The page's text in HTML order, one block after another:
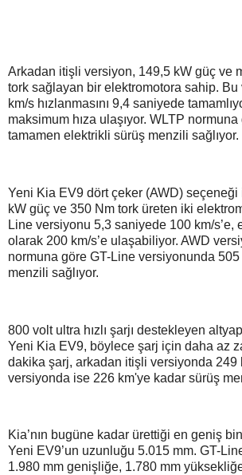
Arkadan itişli versiyon, 149,5 kW güç ve
tork sağlayan bir elektromotora sahip.
km/s hızlanmasını 9,4 saniyede
maksimum hıza ulaşıyor. WLTP
tamamen elektrikli sürüş menzili sağlıyor.
Yeni Kia EV9 dört çeker (AWD)
kW güç ve 350 Nm tork üreten iki
Line versiyonu 5,3 saniyede 100 km/s’e,
olarak 200 km/s’e ulaşabiliyor. AWD
normuna göre GT-Line versiyonunda
menzili sağlıyor.
800 volt ultra hızlı şarjı destekleyen
Yeni Kia EV9, böylece şarj için daha az
dakika şarj, arkadan itişli versiyonda 249
versiyonda ise 226 km'ye kadar sürüş
Kia’nın bugüne kadar ürettiği en geniş
Yeni EV9’un uzunluğu 5.015 mm. GT-
1.980 mm genişliğe, 1.780 mm